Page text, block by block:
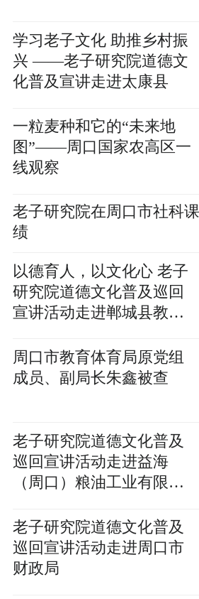
学习老子文化 助推乡村振
兴 ——老子研究院道德文
化普及宣讲走进太康县
一粒麦种和它的“未来地
图”——周口国家农高区一
线观察
老子研究院在周口市社科
绩
以德育人，以文化心 老子
研究院道德文化普及巡回
宣讲活动走进郸城县教体
周口市教育体育局原党组
成员、副局长朱鑫被查
老子研究院道德文化普及
巡回宣讲活动走进益海
（周口）粮油工业有限公
老子研究院道德文化普及
巡回宣讲活动走进周口市
财政局